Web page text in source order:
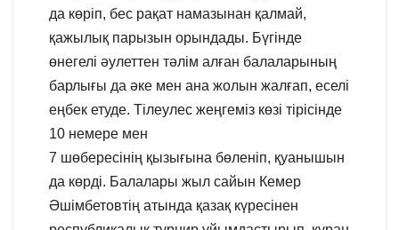
да көріп, бес рақат намазынан қалмай,
қажылық парызын орындады. Бүгінде
өнегелі әулеттен тәлім алған балаларының
барлығы да әке мен ана жолын жалғап, еселі
еңбек етуде. Тілеулес жеңгеміз көзі тірісінде
10 немере мен
7 шөбересінің қызығына бөленіп, қуанышын
да көрді. Балалары жыл сайын Кемер
Әшімбетовтің атында қазақ күресінен